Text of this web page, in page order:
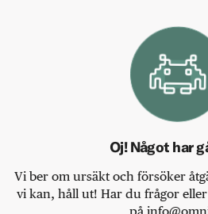
Oj! Något har
Vi ber om ursäkt och försöker
vi kan, håll ut! Har du frågor